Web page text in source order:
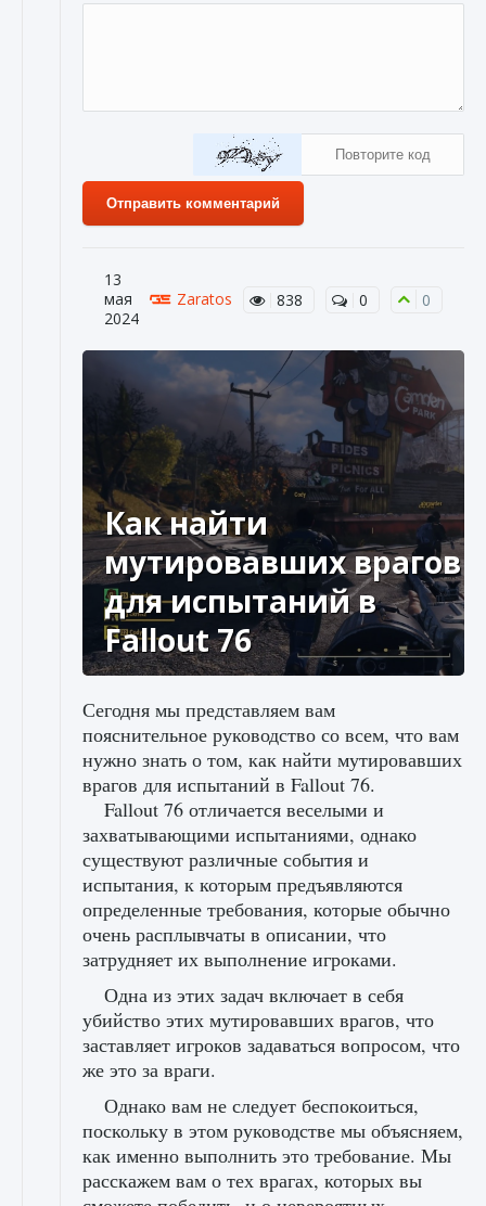
Отправить комментарий
13
мая
2024
Zaratos 838 0 0
Как найти
мутировавших врагов
для испытаний в
Fallout 76
Сегодня мы представляем вам
пояснительное руководство со всем, что вам
нужно знать о том, как найти мутировавших
врагов для испытаний в Fallout 76.
Fallout 76 отличается веселыми и
захватывающими испытаниями, однако
существуют различные события и
испытания, к которым предъявляются
определенные требования, которые обычно
очень расплывчаты в описании, что
затрудняет их выполнение игроками.
Одна из этих задач включает в себя
убийство этих мутировавших врагов, что
заставляет игроков задаваться вопросом, что
же это за враги.
Однако вам не следует беспокоиться,
поскольку в этом руководстве мы объясняем,
как именно выполнить это требование. Мы
расскажем вам о тех врагах, которых вы